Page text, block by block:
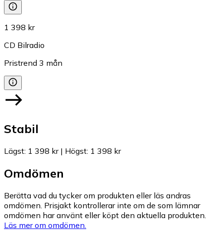
1 398 kr
CD Bilradio
Pristrend 3 mån
Stabil
Lägst: 1 398 kr| Högst: 1 398 kr
Omdömen
Berätta vad du tycker om produkten eller läs andras
omdömen. Prisjakt kontrollerar inte om de som lämnar
omdömen har använt eller köpt den aktuella produkten.
Läs mer om omdömen.